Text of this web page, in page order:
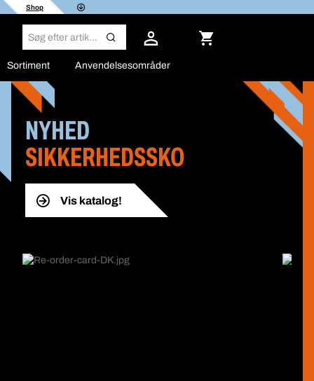
Shop
Sortiment Anvendelsesområder
NYHED
SIKKERHEDSSKO
Vis katalog!